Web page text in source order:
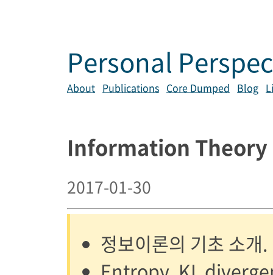
Personal
About Publications Core Dumped Blog
Information Theory
2017-01-30
정보이론의 기초 소개.